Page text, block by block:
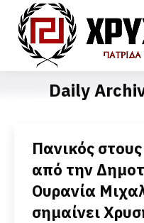
Daily
Πανικός
από την
Ουρανία
σημαίνει